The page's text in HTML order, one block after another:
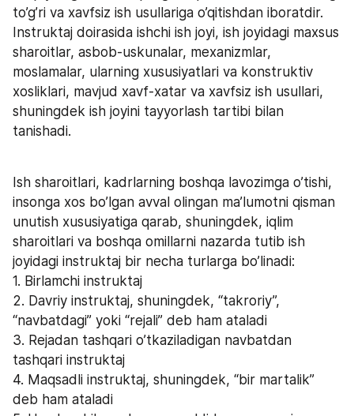
to’g’ri va xavfsiz ish usullariga o’qitishdan iboratdir.
Instruktaj doirasida ishchi ish joyi, ish joyidagi maxsus
sharoitlar, asbob-uskunalar, mexanizmlar,
moslamalar, ularning xususiyatlari va konstruktiv
xosliklari, mavjud xavf-xatar va xavfsiz ish usullari,
shuningdek ish joyini tayyorlash tartibi bilan
tanishadi.
Ish sharoitlari, kadrlarning boshqa lavozimga o’tishi,
insonga xos bo’lgan avval olingan ma’lumotni qisman
unutish xususiyatiga qarab, shuningdek, iqlim
sharoitlari va boshqa omillarni nazarda tutib ish
joyidagi instruktaj bir necha turlarga bo’linadi:
1. Birlamchi instruktaj
2. Davriy instruktaj, shuningdek, “takroriy”,
“navbatdagi” yoki “rejali” deb ham ataladi
3. Rejadan tashqari o’tkaziladigan navbatdan
tashqari instruktaj
4. Maqsadli instruktaj, shuningdek, “bir martalik”
deb ham ataladi